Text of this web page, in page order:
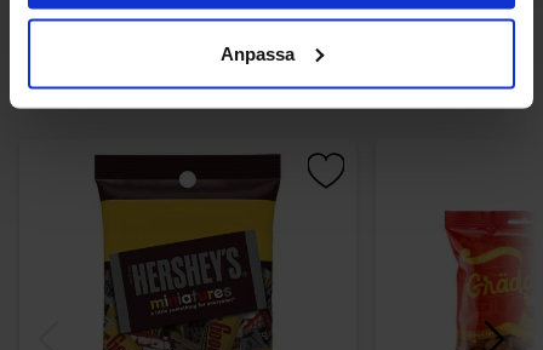
Anpassa
Andra gillade